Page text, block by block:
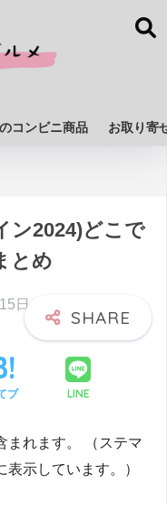
コンビニ商品 お取り寄
ン2024)どこで
とめ
日
ブ LINE
まれます。 （ステマ
示しています。）